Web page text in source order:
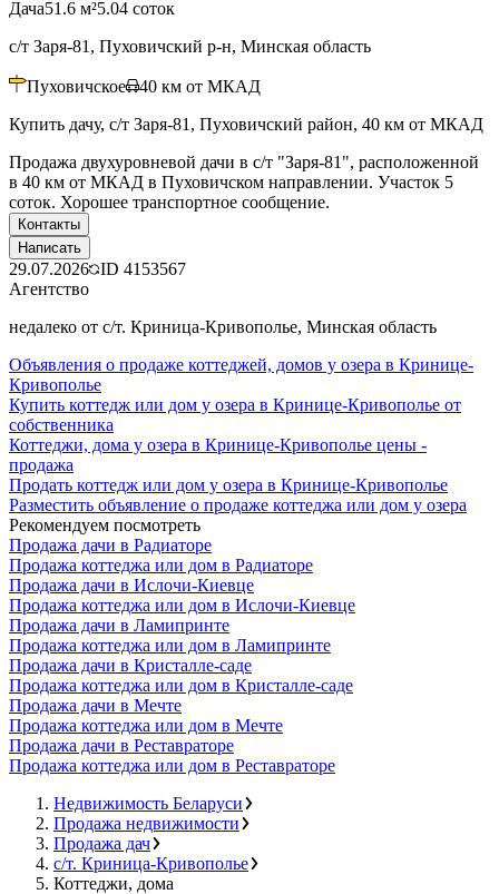
Дача51.6 м²5.04 соток
с/т Заря-81, Пуховичский р-н, Минская область
Пуховичское 40 км от МКАД
Купить дачу, с/т Заря-81, Пуховичский район, 40 км от МКАД
Продажа двухуровневой дачи в с/т "Заря-81", расположенной
в 40 км от МКАД в Пуховичском направлении. Участок 5
соток. Хорошее транспортное сообщение.
Контакты
Написать
29.07.2026 ID 4153567
Агентство
недалеко от с/т. Криница-Кривополье, Минская область
Объявления о продаже коттеджей, домов у озера в Кринице-
Кривополье
Купить коттедж или дом у озера в Кринице-Кривополье от
собственника
Коттеджи, дома у озера в Кринице-Кривополье цены -
продажа
Продать коттедж или дом у озера в Кринице-Кривополье
Разместить объявление о продаже коттеджа или дом у озера
Рекомендуем посмотреть
Продажа дачи в Радиаторе
Продажа коттеджа или дом в Радиаторе
Продажа дачи в Ислочи-Киевце
Продажа коттеджа или дом в Ислочи-Киевце
Продажа дачи в Ламипринте
Продажа коттеджа или дом в Ламипринте
Продажа дачи в Кристалле-саде
Продажа коттеджа или дом в Кристалле-саде
Продажа дачи в Мечте
Продажа коттеджа или дом в Мечте
Продажа дачи в Реставраторе
Продажа коттеджа или дом в Реставраторе
Недвижимость Беларуси
Продажа недвижимости
Продажа дач
с/т. Криница-Кривополье
Коттеджи, дома